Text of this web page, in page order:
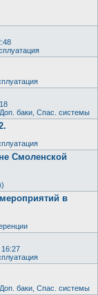
баки, Спас. системы
Смоленской
в
16:27
баки, Спас. системы